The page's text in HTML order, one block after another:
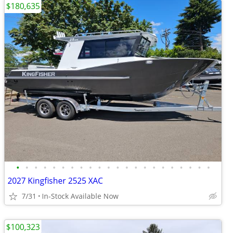
• • • • • • • • • • • • • • • • • • • • • •
2027 Kingfisher 2525 XAC
7/31 In-Stock Available Now
$180,635
$100,323